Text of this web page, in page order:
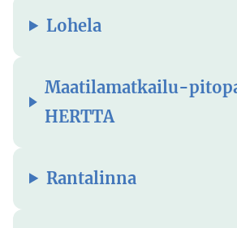
Lohela
Maatilamatkailu-
HERTTA
Rantalinna